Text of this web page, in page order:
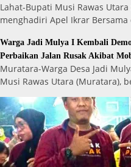
Lahat-Bupati Musi Rawas
menghadiri Apel Ikrar
Warga Jadi Mulya I Kembali
Perbaikan Jalan Rusak Akibat
Muratara-Warga Desa Jadi
Musi Rawas Utara (Muratara),